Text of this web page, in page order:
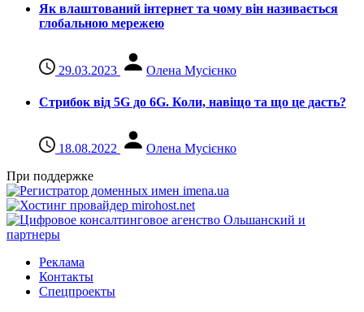
Як влаштований інтернет та чому він називається
глобальною мережею
29.03.2023 Олена Мусієнко
Стрибок від 5G до 6G. Коли, навіщо та що це даcть?
18.08.2022
Олена Мусієнко
При поддержке
Реклама
Контакты
Спецпроекты